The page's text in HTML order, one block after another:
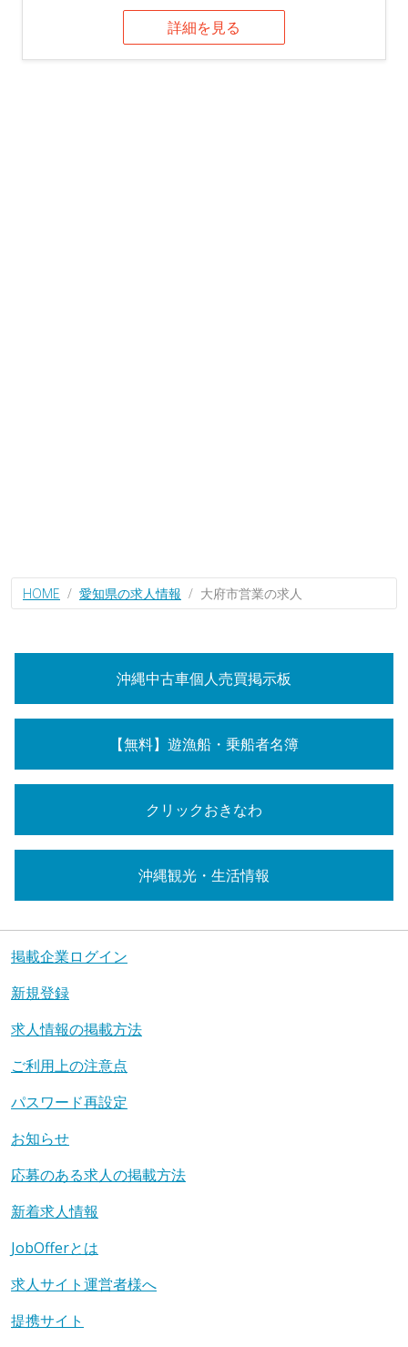
詳細を見る
HOME 愛知県の求人情報 大府市営業の求人
沖縄中古車個人売買掲示板
【無料】遊漁船・乗船者名簿
クリックおきなわ
沖縄観光・生活情報
掲載企業ログイン
新規登録
求人情報の掲載方法
ご利用上の注意点
パスワード再設定
お知らせ
応募のある求人の掲載方法
新着求人情報
JobOfferとは
求人サイト運営者様へ
提携サイト